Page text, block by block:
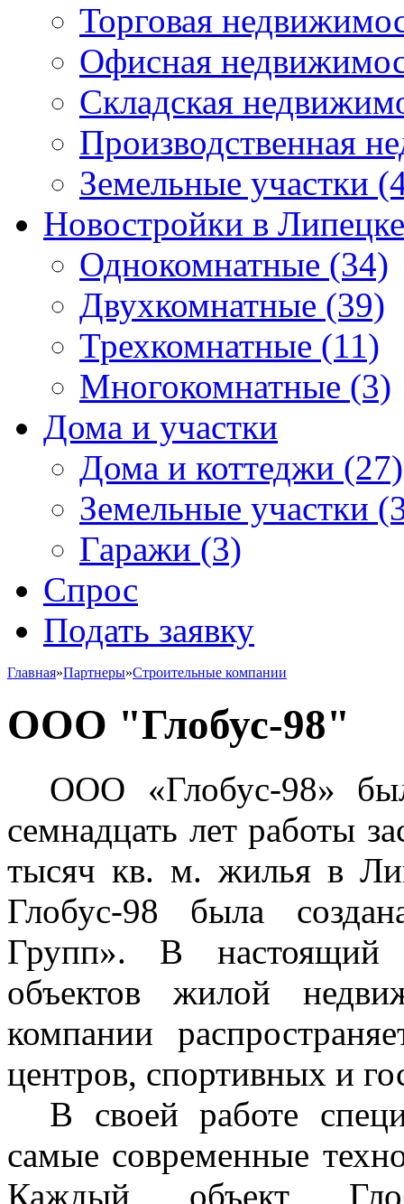
Торговая
Офисная
Складская
Производственная
Земельные участки
Новостройки в Липецке
Однокомнатные (34)
Двухкомнатные (39)
Трехкомнатные (11)
Многокомнатные (3)
Дома и участки
Дома и коттеджи (27)
Земельные участки
Гаражи (3)
Спрос
Подать заявку
Главная»Партнеры»Строительные компании
ООО "Глобус-98"
ООО «Глобус-98»
семнадцать лет работы
тысяч кв. м. жилья в
Глобус-98 была
Групп». В настоящий
объектов жилой
компании
центров, спортивных и
В своей работе
самые современные
Каждый объект